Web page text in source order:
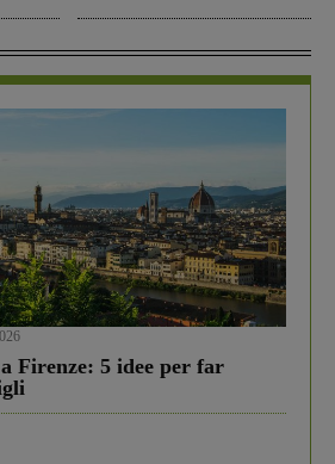
Firenze: 5 idee per far